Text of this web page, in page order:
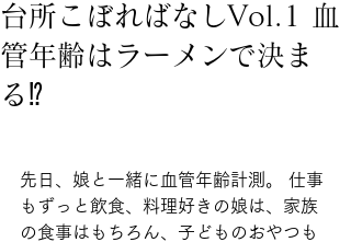
台所こぼればなしVol.1 血
管年齢はラーメンで決ま
る⁉
先日、娘と一緒に血管年齢計測。 仕事
もずっと飲食、料理好きの娘は、家族
の食事はもちろん、子どものおやつも